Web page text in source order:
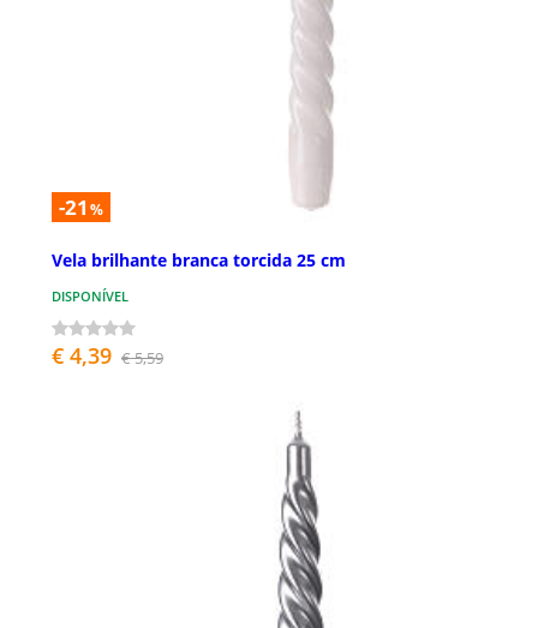
-21 %
Vela brilhante branca torcida 25 cm
DISPONÍVEL
€ 4,39 € 5,59